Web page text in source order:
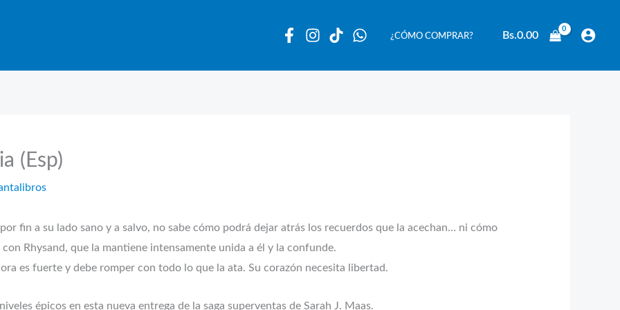
¿CÓMO COMPRAR? Bs.0.00
(Esp)
fin a su lado sano y a salvo, no sabe cómo podrá dejar atrás los recuerdos que la acechan… ni cómo
Rhysand, que la mantiene intensamente unida a él y la confunde.
es fuerte y debe romper con todo lo que la ata. Su corazón necesita libertad.
épicos en esta nueva entrega de la saga superventas de Sarah J. Maas.